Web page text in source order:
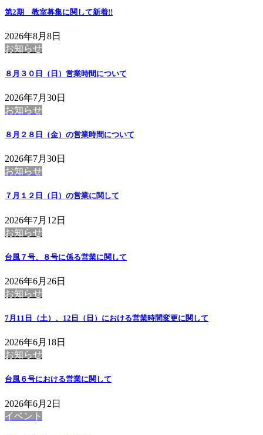
第2期 教室募集に関して新着!!
2026年8月8日
お知らせ
８月３０日（日）営業時間について
2026年7月30日
お知らせ
８月２８日（金）の営業時間について
2026年7月30日
お知らせ
７月１２日（日）の営業に関して
2026年7月12日
お知らせ
台風７号、８号に係る営業に関して
2026年6月26日
お知らせ
7月11日（土）、12日（日）における営業時間変更に関して
2026年6月18日
お知らせ
台風６号における営業に関して
2026年6月2日
イベント